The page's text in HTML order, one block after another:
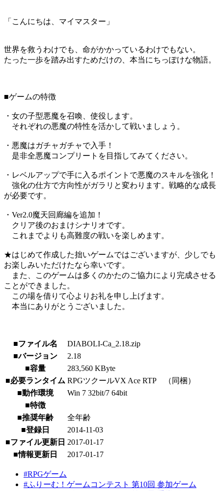
「こんにちは、マイマスター」
世界を救うわけでも、命がかかっているわけでもない。
たった一歩を踏み出すためだけの、本当にちっぽけな物語。
■ゲームの特徴
・女の子型悪魔を召喚、使役します。
それぞれの悪魔の特性を活かして戦いましょう。
・悪魔はガチャガチャで入手！
是非全悪魔コンプリートを目指してみてください。
・レベルアップで手に入るポイントで悪魔のスキルを強化！
強化の仕方で方向性がガラリと変わります。戦略的な成長
が必要です。
・Ver2.0魔天回廊編を追加！
クリア後のおまけシナリオです。
これまでよりも高難度の戦いを楽しめます。
★はじめて作成した拙いゲームではございますが、少しでも
お楽しみいただけたなら幸いです。
また、このゲームは多くのかたのご協力により完成させる
ことができました。
この場を借りて心よりお礼を申し上げます。
本当にありがとうございました。
■ファイル名
DIABOLI-Ca_2.18.zip
■バージョン
2.18
■容量
283,560 KByte
■必要ランタイム RPGツクールVX Ace RTP （同梱）
■動作環境
Win 7 32bit/7 64bit
■特徴
■推奨年齢
全年齢
■登録日
2014-11-03
■ファイル更新日 2017-01-17
■情報更新日
2017-01-17
#RPGゲーム
#ふりーむ！ゲームコンテスト 第10回 参加ゲーム